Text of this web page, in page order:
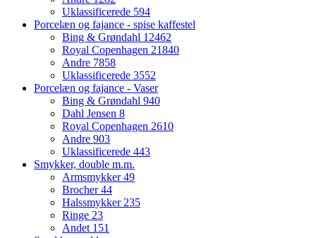
Uklassificerede 594
Porcelæn og fajance - spise kaffestel
Bing & Grøndahl 12462
Royal Copenhagen 21840
Andre 7858
Uklassificerede 3552
Porcelæn og fajance - Vaser
Bing & Grøndahl 940
Dahl Jensen 8
Royal Copenhagen 2610
Andre 903
Uklassificerede 443
Smykker, double m.m.
Armsmykker49
Brocher44
Halssmykker235
Ringe 23
Andet 151